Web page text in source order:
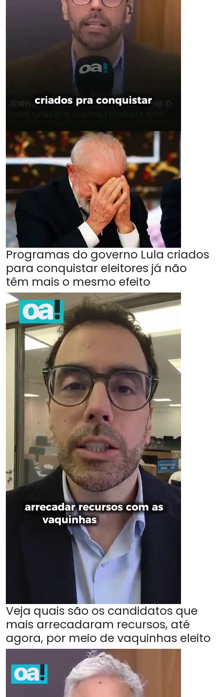
Programas do governo Lula criados
para conquistar eleitores já não
têm mais o mesmo efeito
Veja quais são os candidatos que
mais arrecadaram recursos, até
agora, por meio de vaquinhas eleito